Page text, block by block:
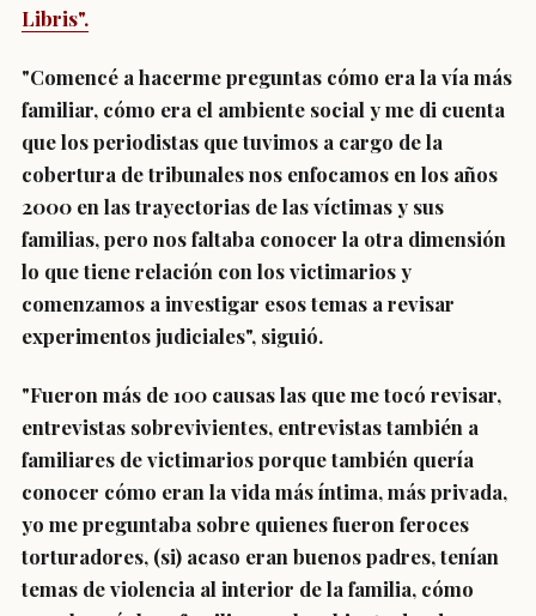
Libris".
"Comencé a hacerme preguntas cómo era la vía más
familiar, cómo era el ambiente social y me di cuenta
que los periodistas que tuvimos a cargo de la
cobertura de tribunales nos enfocamos en los años
2000 en las trayectorias de las víctimas y sus
familias, pero nos faltaba conocer la otra dimensión
lo que tiene relación con los victimarios y
comenzamos a investigar esos temas a revisar
experimentos judiciales", siguió.
"Fueron más de 100 causas las que me tocó revisar,
entrevistas sobrevivientes, entrevistas también a
familiares de victimarios porque también quería
conocer cómo eran la vida más íntima, más privada,
yo me preguntaba sobre quienes fueron feroces
torturadores, (si) acaso eran buenos padres, tenían
temas de violencia al interior de la familia, cómo